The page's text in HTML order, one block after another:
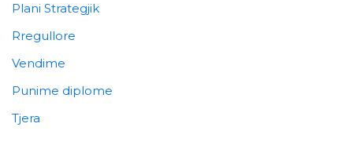
Plani Strategjik
Rregullore
Vendime
Punime diplome
Tjera